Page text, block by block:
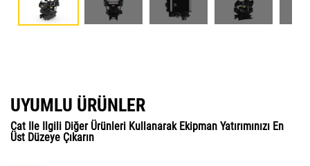
UYUMLU ÜRÜNLER
Cat Ile Ilgili Diğer Ürünleri Kullanarak Ekipman Yatırımınızı En
Üst Düzeye Çıkarın